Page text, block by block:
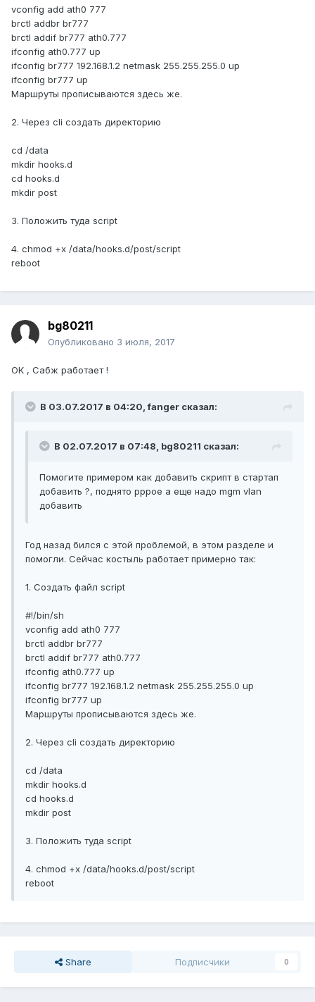
vconfig add ath0 777
brctl addbr br777
brctl addif br777 ath0.777
ifconfig ath0.777 up
ifconfig br777 192.168.1.2 netmask 255.255.255.0 up
ifconfig br777 up
Маршруты прописываются здесь же.
2. Через cli создать директорию
cd /data
mkdir hooks.d
cd hooks.d
mkdir post
3. Положить туда script
4. chmod +x /data/hooks.d/post/script
reboot
bg80211
Опубликовано 3 июля, 2017
ОК , Сабж работает !
В 03.07.2017 в 04:20, fanger сказал:
В 02.07.2017 в 07:48, bg80211 сказал:
Помогите примером как добавить скрипт в стартап
добавить ?, поднято pppoe а еще надо mgm vlan
добавить
Год назад бился с этой проблемой, в этом разделе и
помогли. Сейчас костыль работает примерно так:
1. Создать файл script
#!/bin/sh
vconfig add ath0 777
brctl addbr br777
brctl addif br777 ath0.777
ifconfig ath0.777 up
ifconfig br777 192.168.1.2 netmask 255.255.255.0 up
ifconfig br777 up
Маршруты прописываются здесь же.
2. Через cli создать директорию
cd /data
mkdir hooks.d
cd hooks.d
mkdir post
3. Положить туда script
4. chmod +x /data/hooks.d/post/script
reboot
Share Подписчики 0